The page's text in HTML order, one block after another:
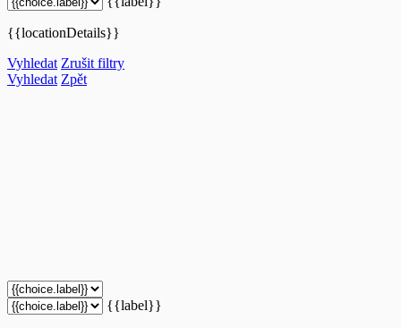
{{locationDetails}}
Vyhledat Zrušit filtry
Vyhledat Zpět
{{label}}